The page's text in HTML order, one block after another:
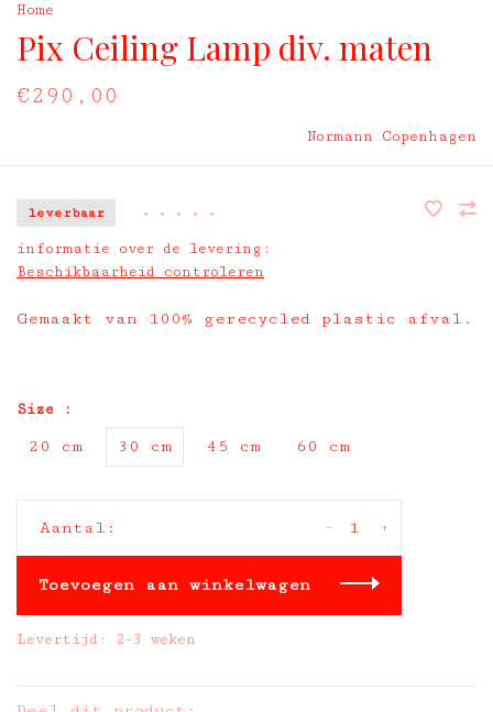
Home
Pix Ceiling Lamp div. maten
€290,00
Normann Copenhagen
leverbaar • • • • •
informatie over de levering:
Beschikbaarheid controleren
Gemaakt van 100% gerecycled plastic afval.
Size :
20 cm 30 cm 45 cm 60 cm
Aantal: +
-
Toevoegen aan winkelwagen
Levertijd: 2-3 weken